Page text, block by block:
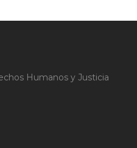
Humanos y Justicia